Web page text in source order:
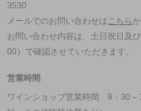
3530
メールでのお問い合わせはこちら
お問い合わせ内容は、土日祝日及
00）で確認させていただきます。
営業時間
ワインショップ営業時間 9：30